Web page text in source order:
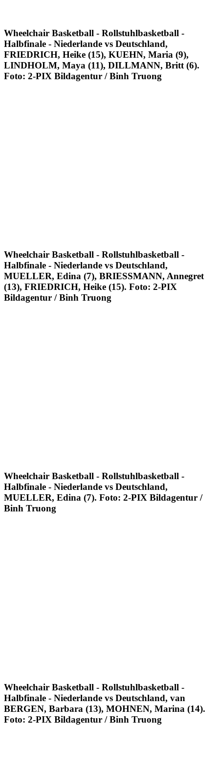
Wheelchair Basketball - Rollstuhlbasketball -
Halbfinale - Niederlande vs Deutschland,
FRIEDRICH, Heike (15), KUEHN, Maria (9),
LINDHOLM, Maya (11), DILLMANN, Britt (6).
Foto: 2-PIX Bildagentur / Binh Truong
Wheelchair Basketball - Rollstuhlbasketball -
Halbfinale - Niederlande vs Deutschland,
MUELLER, Edina (7), BRIESSMANN, Annegret
(13), FRIEDRICH, Heike (15). Foto: 2-PIX
Bildagentur / Binh Truong
Wheelchair Basketball - Rollstuhlbasketball -
Halbfinale - Niederlande vs Deutschland,
MUELLER, Edina (7). Foto: 2-PIX Bildagentur /
Binh Truong
Wheelchair Basketball - Rollstuhlbasketball -
Halbfinale - Niederlande vs Deutschland, van
BERGEN, Barbara (13), MOHNEN, Marina (14).
Foto: 2-PIX Bildagentur / Binh Truong